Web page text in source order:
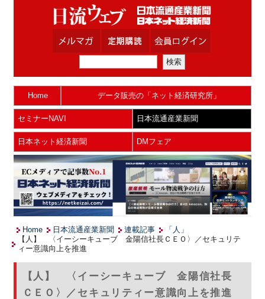
Home データ販売の「ネット経済研究所」
セミナーNAVI 日本流通産業新聞
日本ネット経済新聞 DMフェア
Home 日本流通産業新聞 連載記事
「人」
【人】 〈イーシーキューブ 金陽信社長ＣＥＯ〉／セキュリテ
ィー意識向上を推進
【人】 〈イーシーキューブ 金陽信社長
ＣＥＯ〉／セキュリティー意識向上を推進